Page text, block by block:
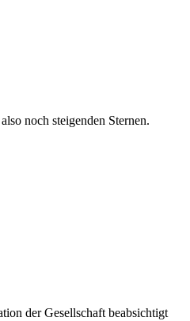
noch steigenden Sternen.
der Gesellschaft beabsichtigt